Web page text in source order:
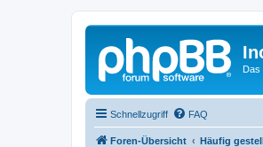
Das
Schnellzugriff FAQ
Foren-Übersicht Häufig